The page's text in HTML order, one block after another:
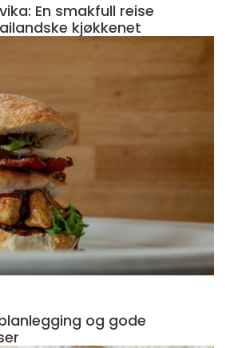
En smakfull reise
kjøkkenet
og gode